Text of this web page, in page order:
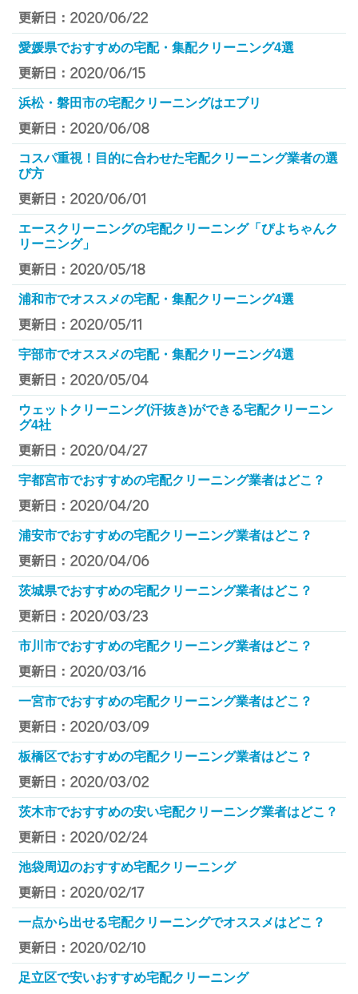
更新日：2020/06/22
愛媛県でおすすめの宅配・集配クリーニング4選
更新日：2020/06/15
浜松・磐田市の宅配クリーニングはエブリ
更新日：2020/06/08
コスパ重視！目的に合わせた宅配クリーニング業者の選
び方
更新日：2020/06/01
エースクリーニングの宅配クリーニング「ぴよちゃんク
リーニング」
更新日：2020/05/18
浦和市でオススメの宅配・集配クリーニング4選
更新日：2020/05/11
宇部市でオススメの宅配・集配クリーニング4選
更新日：2020/05/04
ウェットクリーニング(汗抜き)ができる宅配クリーニン
グ4社
更新日：2020/04/27
宇都宮市でおすすめの宅配クリーニング業者はどこ？
更新日：2020/04/20
浦安市でおすすめの宅配クリーニング業者はどこ？
更新日：2020/04/06
茨城県でおすすめの宅配クリーニング業者はどこ？
更新日：2020/03/23
市川市でおすすめの宅配クリーニング業者はどこ？
更新日：2020/03/16
一宮市でおすすめの宅配クリーニング業者はどこ？
更新日：2020/03/09
板橋区でおすすめの宅配クリーニング業者はどこ？
更新日：2020/03/02
茨木市でおすすめの安い宅配クリーニング業者はどこ？
更新日：2020/02/24
池袋周辺のおすすめ宅配クリーニング
更新日：2020/02/17
一点から出せる宅配クリーニングでオススメはどこ？
更新日：2020/02/10
足立区で安いおすすめ宅配クリーニング